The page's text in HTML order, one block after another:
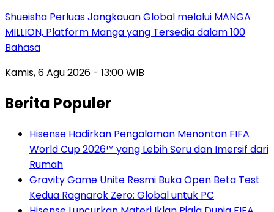
Shueisha Perluas Jangkauan Global melalui MANGA
MILLION, Platform Manga yang Tersedia dalam 100
Bahasa
Kamis, 6 Agu 2026 - 13:00 WIB
Berita Populer
Hisense Hadirkan Pengalaman Menonton FIFA
World Cup 2026™ yang Lebih Seru dan Imersif dari
Rumah
Gravity Game Unite Resmi Buka Open Beta Test
Kedua Ragnarok Zero: Global untuk PC